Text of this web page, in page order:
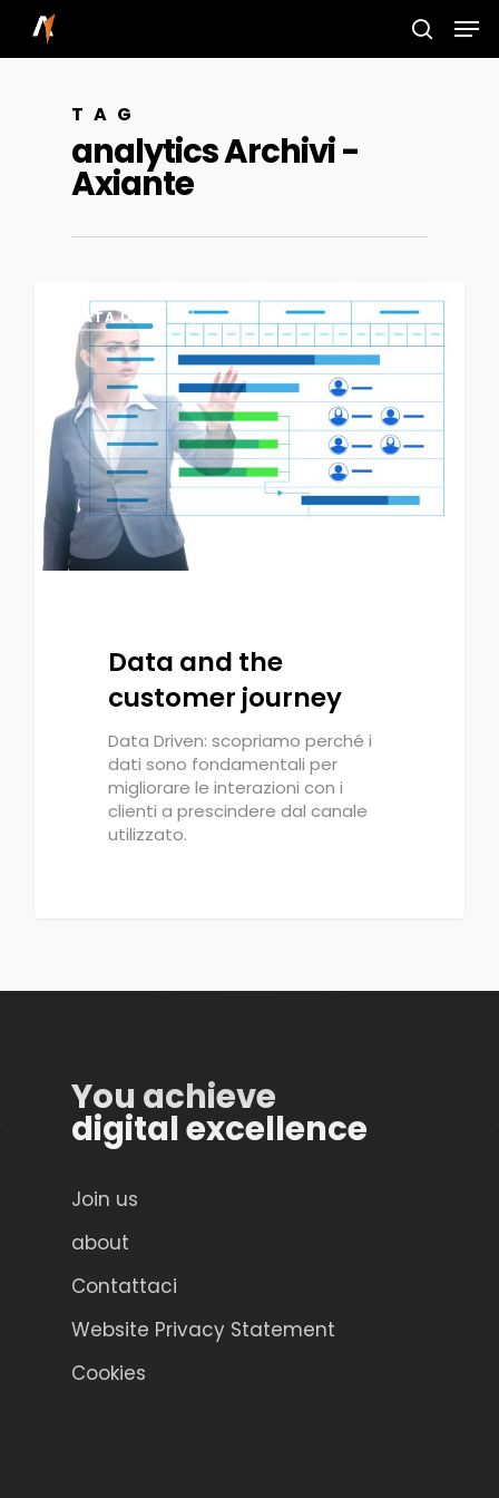
contentTAG
analytics Archivi -
Axiante
DATA DRIVEN
Data and the
customer journey
Data Driven: scopriamo perché i
dati sono fondamentali per
migliorare le interazioni con i
clienti a prescindere dal canale
utilizzato.
0
You achieve
digital excellence
Join us
about
Contattaci
Website Privacy Statement
Cookies